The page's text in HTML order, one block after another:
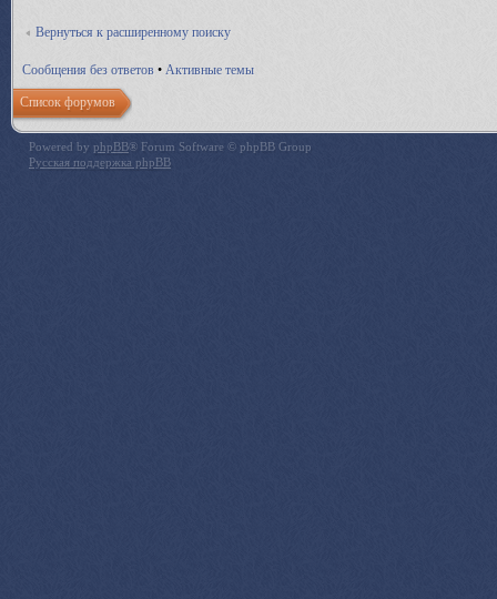
Вернуться к расширенному поиску
Сообщения без ответов • Активные темы
Список форумов
Powered by phpBB® Forum Software © phpBB Group
Русская поддержка phpBB